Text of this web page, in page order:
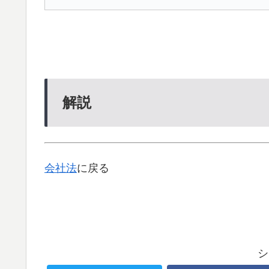
解説
会社法に戻る